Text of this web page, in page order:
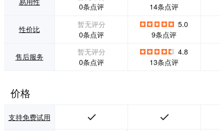
大的PaaS能力，帮
助企业敏捷高效交
付PaaS能力多样丰
富，企业可快速、
敏捷组建产品能
力，实现组织角色
间高效交付。 ·满足
端到端的服务能力
PI体系，随时满足
0条点评
14条点评
性价比
暂无评分
0条点评
5.0
9条点评
售后服务
暂无评分
0条点评
4.8
13条点评
价格
支持免费试用